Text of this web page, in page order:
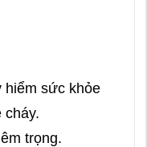
hiểm sức khỏe
cháy.
trọng.